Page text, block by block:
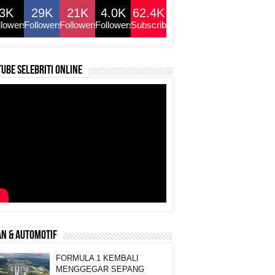
29K
Followers
21K
Followers
4.0K
Followers
62.4K
Subscribers
selebriti online
& AUTOMOTIF
FORMULA 1 KEMBALI
MENGGEGAR SEPANG